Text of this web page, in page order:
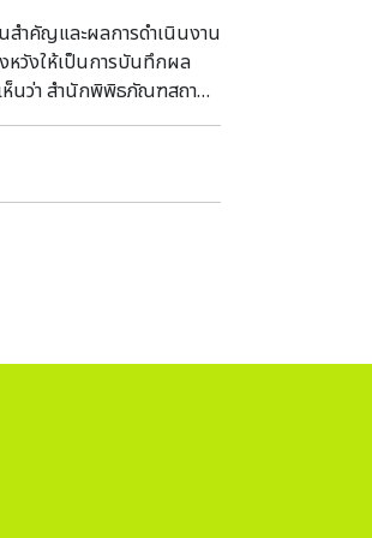
คัญและผลการดำเนินงาน
หวังให้เป็นการบันทึกผล
ห็นว่า สำนักพิพิธภัณฑสถาน
ห้พิพิธภัณฑสถานแห่งชาติ
ภัณฑสถานไทยให้มี